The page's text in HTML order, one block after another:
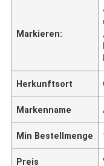
Markieren:
,
Herkunftsort
Markenname
Min Bestellmenge
Preis